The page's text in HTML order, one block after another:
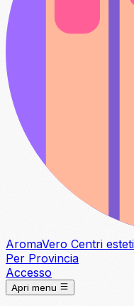
AromaVero Centri
Per Provincia
Accesso
Apri menu